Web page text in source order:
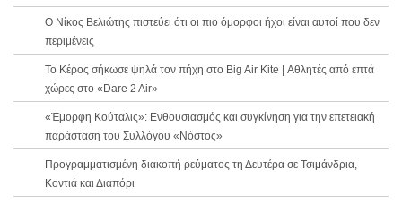
Ο Νίκος Βελιώτης πιστεύει ότι οι πιο όμορφοι ήχοι είναι αυτοί που δεν
περιμένεις
Το Κέρος σήκωσε ψηλά τον πήχη στο Big Air Kite | Αθλητές από επτά
χώρες στο «Dare 2 Air»
«Έμορφη Κούταλις»: Ενθουσιασμός και συγκίνηση για την επετειακή
παράσταση του Συλλόγου «Νόστος»
Προγραμματισμένη διακοπή ρεύματος τη Δευτέρα σε Τσιμάνδρια,
Κοντιά και Διαπόρι